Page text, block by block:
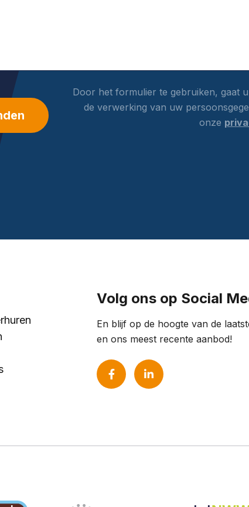
Door het formulier te gebruiken, gaat
de verwerking van uw
onze
Volg ons op Social
En blijf op de hoogte van de
en ons meest recente aanbod!